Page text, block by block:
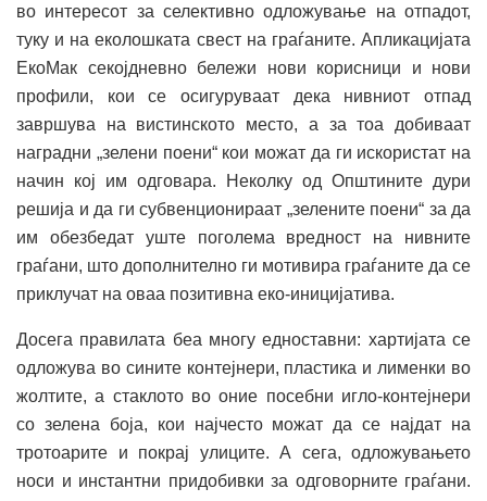
во интересот за селективно одложување на отпадот,
туку и на еколошката свест на граѓаните. Апликацијата
ЕкоМак секојдневно бележи нови корисници и нови
профили, кои се осигуруваат дека нивниот отпад
завршува на вистинското место, а за тоа добиваат
наградни „зелени поени“ кои можат да ги искористат на
начин кој им одговара. Неколку од Општините дури
решија и да ги субвенционираат „зелените поени“ за да
им обезбедат уште поголема вредност на нивните
граѓани, што дополнително ги мотивира граѓаните да се
приклучат на оваа позитивна еко-иницијатива.
Досега правилата беа многу едноставни: хартијата се
одложува во сините контејнери, пластика и лименки во
жолтите, а стаклото во оние посебни игло-контејнери
со зелена боја, кои најчесто можат да се најдат на
тротоарите и покрај улиците. А сега, одложувањето
носи и инстантни придобивки за одговорните граѓани.